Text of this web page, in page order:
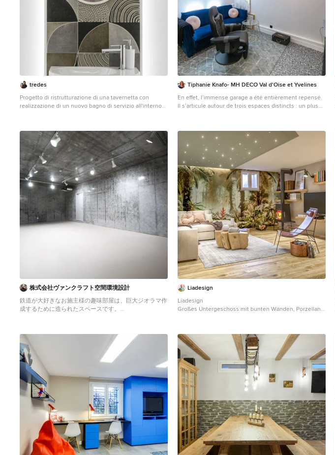
tredes
Progetto di ristrutturazione di una tavernetta con
realizzazione di un nuovo bagno di servizio all'interno
Porzellan-Bodenfliesen und beigem Boden in Sonstige
Tiphanie Knafo- MH DECO Val d'Oise et Yvelines
En effet, l’immense garage a été entièrement repensé.
Il s’articule autour de trois espaces distincts : un plus
Adapté pour y travailler, l’endroit est aussi et surtout
aménagé pour s’y détendre. En témoignent le profond
canapé, le grand téléviseur et le fauteuil de gamer
disposés sur place.
株式会社ヴァンクラフト空間環境設計
鉄道が大好きなお施主様の趣味部屋は、巨大ジオラマ作
成するために造られたスペースです。
Liadesign
Liadesign
Großes Untergeschoss mit bunten Wänden, Porzellan-